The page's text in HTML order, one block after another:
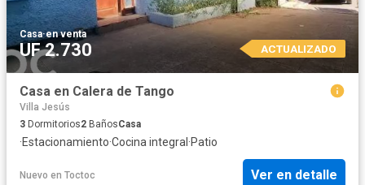
Casa·en venta
UF 2.730 ACTUALIZADO
Casa en Calera de Tango
Villa Jesús
3 Dormitorios2 BañosCasa
·Estacionamiento·Cocina integral ·Patio
Nuevo en Toctoc Ver en detalle